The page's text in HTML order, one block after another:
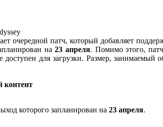
очередной патч, который добавляет
на23 апреля. Помимо этого,
доступен для загрузки. Размер, занимаемый
контент
которого запланирован на 23 апреля.